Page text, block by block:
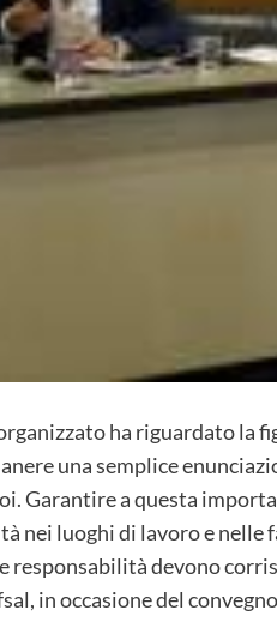
ha riguardato la
una semplice
Garantire a questa
nei luoghi di lavoro e
responsabilità devono
in occasione del